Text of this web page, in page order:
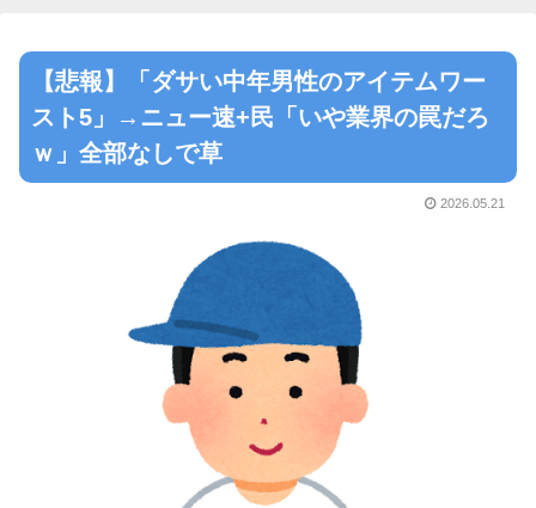
【悲報】「ダサい中年男性のアイテムワー
スト5」→ニュー速+民「いや業界の罠だろ
ｗ」全部なしで草
2026.05.21